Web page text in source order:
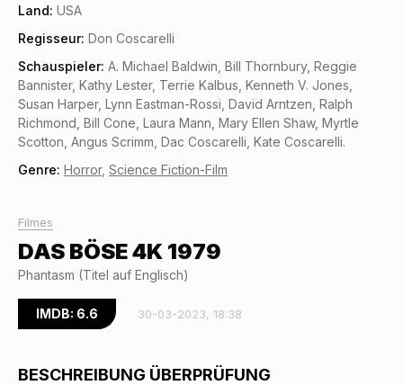
Land: USA
Regisseur: Don Coscarelli
Schauspieler: A. Michael Baldwin, Bill Thornbury, Reggie
Bannister, Kathy Lester, Terrie Kalbus, Kenneth V. Jones,
Susan Harper, Lynn Eastman-Rossi, David Arntzen, Ralph
Richmond, Bill Cone, Laura Mann, Mary Ellen Shaw, Myrtle
Scotton, Angus Scrimm, Dac Coscarelli, Kate Coscarelli.
Genre: Horror, Science Fiction-Film
Filmes
DAS BÖSE 4K 1979
Phantasm (Titel auf Englisch)
IMDB: 6.6 30-03-2023, 18:38
BESCHREIBUNG ÜBERPRÜFUNG